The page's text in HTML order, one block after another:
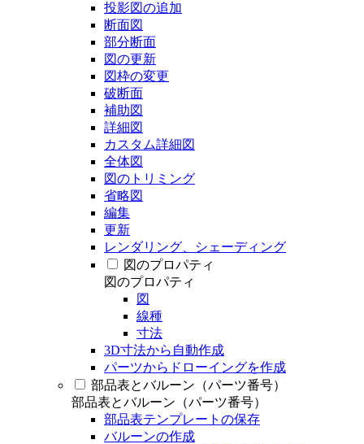
投影図の追加
断面図
部分断面
図の更新
図枠の変更
破断面
補助図
詳細図
カスタム詳細図
全体図
図のトリミング
省略図
編集
更新
レンダリング、シェーディング
図のプロパティ
図のプロパティ
図
線種
寸法
3D寸法から自動作成
パーツからドローイングを作成
部品表とバルーン（パーツ番号）
部品表とバルーン（パーツ番号）
部品表テンプレートの保存
バルーンの作成